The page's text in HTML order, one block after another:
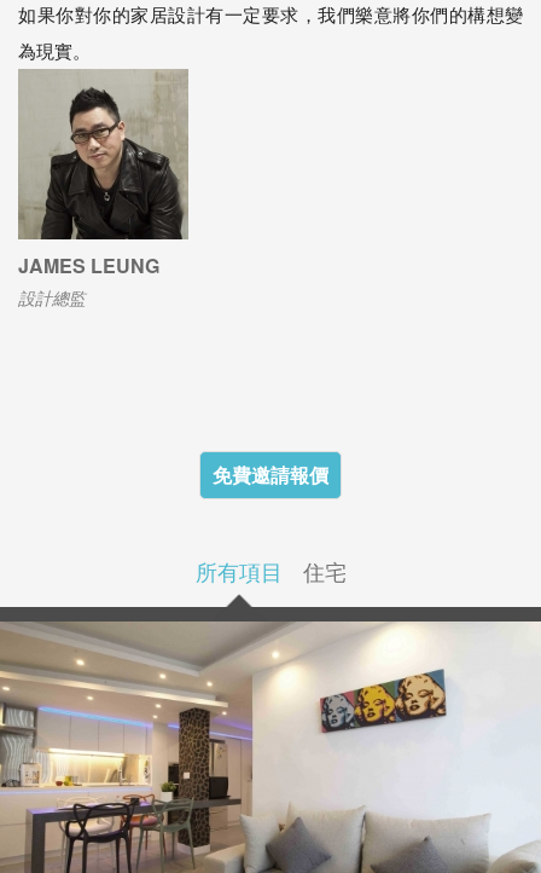
如果你對你的家居設計有一定要求，我們樂意將你們的構想變
為現實。
JAMES LEUNG
設計總監
免費邀請報價
所有項目 住宅